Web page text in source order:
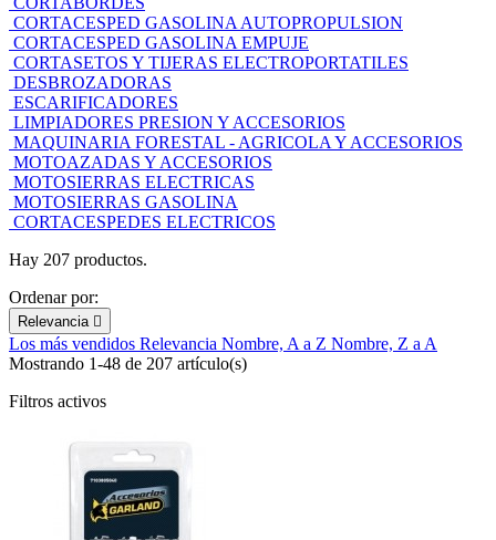
CORTACESPED GASOLINA AUTOPROPULSION
CORTACESPED GASOLINA EMPUJE
CORTASETOS Y TIJERAS ELECTROPORTATILES
DESBROZADORAS
ESCARIFICADORES
LIMPIADORES PRESION Y ACCESORIOS
MAQUINARIA FORESTAL - AGRICOLA Y ACCESORIOS
MOTOAZADAS Y ACCESORIOS
MOTOSIERRAS ELECTRICAS
MOTOSIERRAS GASOLINA
CORTACESPEDES ELECTRICOS
Hay 207 productos.
Ordenar por:
Relevancia 
Los más vendidos Relevancia Nombre, A a Z Nombre, Z a A
Mostrando 1-48 de 207 artículo(s)
Filtros activos